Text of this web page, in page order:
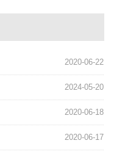
2020-06-22
2024-05-20
2020-06-18
2020-06-17